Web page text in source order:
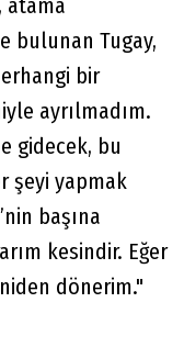
atama
bulunan Tugay,
bir
ayrılmadım.
gidecek, bu
şeyi yapmak
başına
kesindir. Eğer
dönerim."